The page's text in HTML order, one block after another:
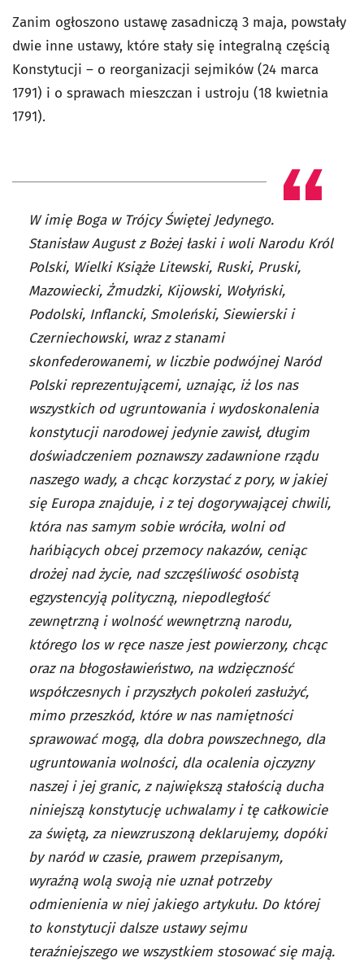
Zanim ogłoszono ustawę zasadniczą 3 maja, powstały
dwie inne ustawy, które stały się integralną częścią
Konstytucji – o reorganizacji sejmików (24 marca
1791) i o sprawach mieszczan i ustroju (18 kwietnia
1791).
W imię Boga w Trójcy Świętej Jedynego.
Stanisław August z Bożej łaski i woli Narodu Król
Polski, Wielki Książe Litewski, Ruski, Pruski,
Mazowiecki, Żmudzki, Kijowski, Wołyński,
Podolski, Inflancki, Smoleński, Siewierski i
Czerniechowski, wraz z stanami
skonfederowanemi, w liczbie podwójnej Naród
Polski reprezentującemi, uznając, iż los nas
wszystkich od ugruntowania i wydoskonalenia
konstytucji narodowej jedynie zawisł, długim
doświadczeniem poznawszy zadawnione rządu
naszego wady, a chcąc korzystać z pory, w jakiej
się Europa znajduje, i z tej dogorywającej chwili,
która nas samym sobie wróciła, wolni od
hańbiących obcej przemocy nakazów, ceniąc
drożej nad życie, nad szczęśliwość osobistą
egzystencyją polityczną, niepodległość
zewnętrzną i wolność wewnętrzną narodu,
którego los w ręce nasze jest powierzony, chcąc
oraz na błogosławieństwo, na wdzięczność
współczesnych i przyszłych pokoleń zasłużyć,
mimo przeszkód, które w nas namiętności
sprawować mogą, dla dobra powszechnego, dla
ugruntowania wolności, dla ocalenia ojczyzny
naszej i jej granic, z największą stałością ducha
niniejszą konstytucję uchwalamy i tę całkowicie
za świętą, za niewzruszoną deklarujemy, dopóki
by naród w czasie, prawem przepisanym,
wyraźną wolą swoją nie uznał potrzeby
odmienienia w niej jakiego artykułu. Do której
to konstytucji dalsze ustawy sejmu
teraźniejszego we wszystkiem stosować się mają.